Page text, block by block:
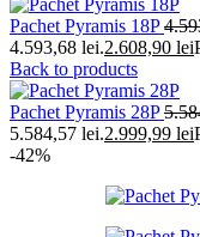
Pachet Pyramis 18P
4.593,68 lei.2.608,90 lei
Back to products
Pachet Pyramis 28P
5.584,57 lei.2.999,99 lei
-42%